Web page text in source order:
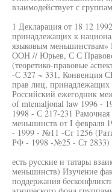
взаимодействует с
1 Декларация от 18 12
принадлежащих к
языковым меньшинствам»
ООН // Юрьев, С С
(теоретико-правовые
-С 327 ~ 331, Конвенция
прав лиц,
Российский ежегодник
of mtemaljonal law 1996 -
1998 - С 217-231
меньшинств от I февраля
- 1999 - №11 -Ст 1256
РФ - 1998 -№25 - Ст 2833)
есть русские и татары
меньшинств) Изучение
поддержания